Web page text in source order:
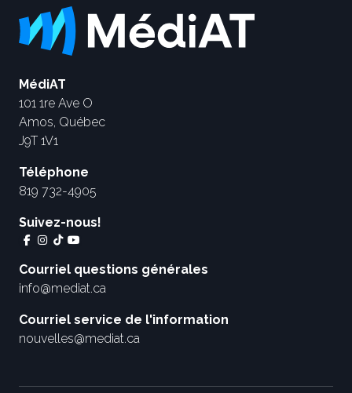
MédiAT
101 1re Ave O
Amos, Québec
J9T 1V1
Téléphone
819 732-4905
Suivez-nous!
Courriel questions générales
info@mediat.ca
Courriel service de l'information
nouvelles@mediat.ca